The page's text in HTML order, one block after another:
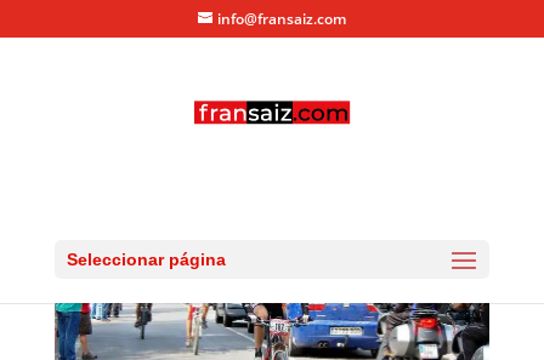
info@fransaiz.com
Seleccionar página